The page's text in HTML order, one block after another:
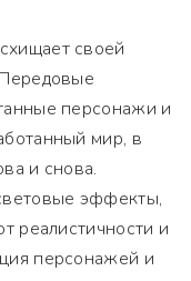
своей
персонажи и
мир, в
и снова.
эффекты,
реалистичности и
персонажей и